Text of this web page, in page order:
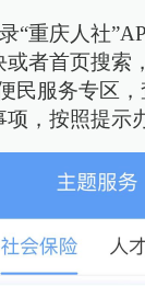
“重庆人社
或者首页搜索
民服务专区
，按照提示